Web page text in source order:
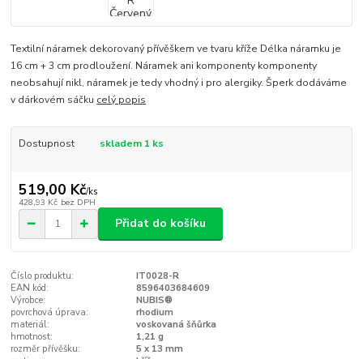
Textilní náramek dekorovaný přívěškem ve tvaru kříže Délka náramku je
16 cm + 3 cm prodloužení. Náramek ani komponenty komponenty
neobsahují nikl, náramek je tedy vhodný i pro alergiky. Šperk dodáváme
v dárkovém sáčku celý popis
Dostupnost skladem 1 ks
519,00 Kč/ks
428,93 Kč bez DPH
Přidat do košíku
Číslo produktu:
IT0028-R
EAN kód:
8596403684609
Výrobce:
NUBIS®
povrchová úprava:
rhodium
materiál:
voskovaná šňůrka
hmotnost:
1,21 g
rozměr přívěšku:
5 x 13 mm